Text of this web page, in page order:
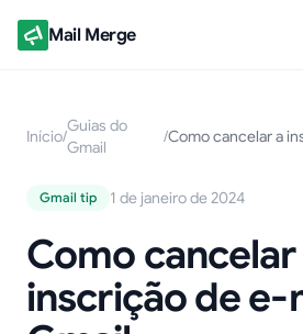
Mail Merge
Início/
Guias do
Gmail
/
Gmail tip 1 de janeiro de 2024
Como cancelar
inscrição de e-